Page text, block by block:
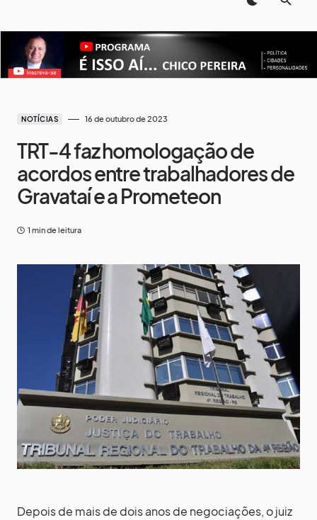
NOTÍCIAS 16 de outubro de 2023
TRT-4 faz homologação de
acordos entre trabalhadores de
Gravataí e a Prometeon
1 min de leitura
Depois de mais de dois anos de negociações, o juiz